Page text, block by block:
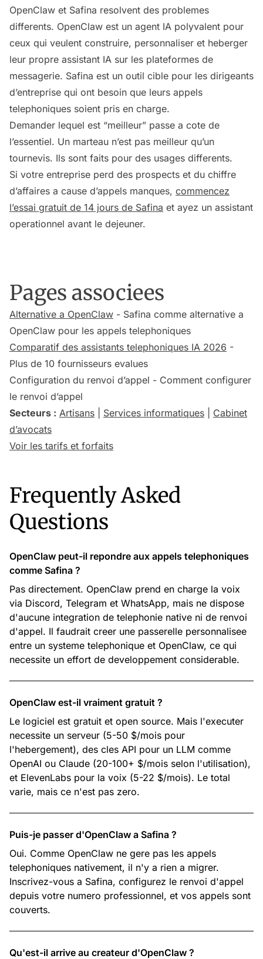
OpenClaw et Safina resolvent des problemes
differents. OpenClaw est un agent IA polyvalent pour
ceux qui veulent construire, personnaliser et heberger
leur propre assistant IA sur les plateformes de
messagerie. Safina est un outil cible pour les dirigeants
d’entreprise qui ont besoin que leurs appels
telephoniques soient pris en charge.
Demander lequel est “meilleur” passe a cote de
l’essentiel. Un marteau n’est pas meilleur qu’un
tournevis. Ils sont faits pour des usages differents.
Si votre entreprise perd des prospects et du chiffre
d’affaires a cause d’appels manques, commencez
l’essai gratuit de 14 jours de Safina et ayez un assistant
operationnel avant le dejeuner.
Pages associees
Alternative a OpenClaw - Safina comme alternative a
OpenClaw pour les appels telephoniques
Comparatif des assistants telephoniques IA 2026 -
Plus de 10 fournisseurs evalues
Configuration du renvoi d’appel - Comment configurer
le renvoi d’appel
Secteurs : Artisans Services informatiques
Cabinet
d’avocats
Voir les tarifs et forfaits
Frequently Asked
Questions
OpenClaw peut-il repondre aux appels telephoniques
comme Safina ?
Pas directement. OpenClaw prend en charge la voix
via Discord, Telegram et WhatsApp, mais ne dispose
d'aucune integration de telephonie native ni de renvoi
d'appel. Il faudrait creer une passerelle personnalisee
entre un systeme telephonique et OpenClaw, ce qui
necessite un effort de developpement considerable.
OpenClaw est-il vraiment gratuit ?
Le logiciel est gratuit et open source. Mais l'executer
necessite un serveur (5-50 $/mois pour
l'hebergement), des cles API pour un LLM comme
OpenAI ou Claude (20-100+ $/mois selon l'utilisation),
et ElevenLabs pour la voix (5-22 $/mois). Le total
varie, mais ce n'est pas zero.
Puis-je passer d'OpenClaw a Safina ?
Oui. Comme OpenClaw ne gere pas les appels
telephoniques nativement, il n'y a rien a migrer.
Inscrivez-vous a Safina, configurez le renvoi d'appel
depuis votre numero professionnel, et vos appels sont
couverts.
Qu'est-il arrive au createur d'OpenClaw ?